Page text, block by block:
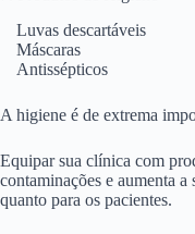
Luvas descartáveis
Máscaras
Antissépticos
A higiene é de extrema
Equipar sua clínica com
contaminações e aumenta
quanto para os pacientes.